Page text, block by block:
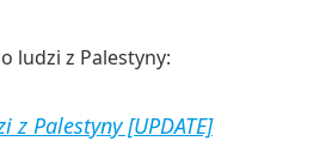
ludzi z Palestyny:
Palestyny [UPDATE]